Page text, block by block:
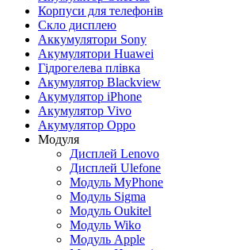
Корпуси для телефонів
Скло дисплею
Аккумулятори Sony
Акумулятори Huawei
Гідрогелева плівка
Акумулятор Blackview
Акумулятор iPhone
Акумулятор Vivo
Акумулятор Oppo
Модуля
Дисплей Lenovo
Дисплей Ulefone
Модуль MyPhone
Модуль Sigma
Модуль Oukitel
Модуль Wiko
Модуль Apple